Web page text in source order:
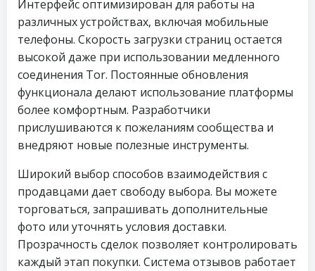
Интерфейс оптимизирован для работы на
различных устройствах, включая мобильные
телефоны. Скорость загрузки страниц остается
высокой даже при использовании медленного
соединения Tor. Постоянные обновления
функционала делают использование платформы
более комфортным. Разработчики
прислушиваются к пожеланиям сообщества и
внедряют новые полезные инструменты.
Широкий выбор способов взаимодействия с
продавцами дает свободу выбора. Вы можете
торговаться, запрашивать дополнительные
фото или уточнять условия доставки.
Прозрачность сделок позволяет контролировать
каждый этап покупки. Система отзывов работает